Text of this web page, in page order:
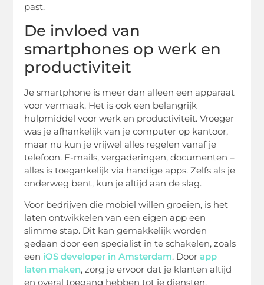
past.
De invloed van
smartphones op werk en
productiviteit
Je smartphone is meer dan alleen een apparaat
voor vermaak. Het is ook een belangrijk
hulpmiddel voor werk en productiviteit. Vroeger
was je afhankelijk van je computer op kantoor,
maar nu kun je vrijwel alles regelen vanaf je
telefoon. E-mails, vergaderingen, documenten –
alles is toegankelijk via handige apps. Zelfs als je
onderweg bent, kun je altijd aan de slag.
Voor bedrijven die mobiel willen groeien, is het
laten ontwikkelen van een eigen app een
slimme stap. Dit kan gemakkelijk worden
gedaan door een specialist in te schakelen, zoals
een iOS developer in Amsterdam. Doorapp
laten maken, zorg je ervoor dat je klanten altijd
en overal toegang hebben tot je diensten.